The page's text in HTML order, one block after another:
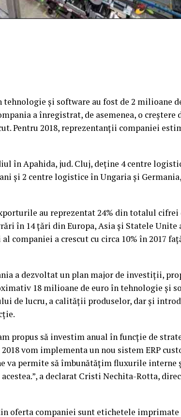
şi software au fost de 2 milioane
a înregistrat, de asemenea, o creştere
Pentru 2018, reprezentanţii companiei
în Apahida, jud. Cluj, deţine 4 centre
şi 2 centre logistice în Ungaria şi
au reprezentat 24% din totalul cifrei
în 14 ţări din Europa, Asia şi Statele Unite
companiei a crescut cu circa 10% în 2017
a dezvoltat un plan major de investiţii,
18 milioane de euro în tehnologie şi
de lucru, a calităţii produselor, dar şi
propus să investim anual în funcţie de
vom implementa un nou sistem ERP
va permite să îmbunătăţim fluxurile interne
a declarat Cristi Nechita-Rotta,
oferta companiei sunt etichetele imprimate